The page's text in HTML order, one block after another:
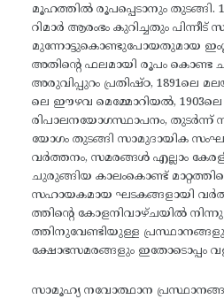
മൂഹത്തിൽ രൂപപ്പെടാനും തുടങ്ങി.
റിമാർ ആരംഭം കുറിച്ചതും പിന്നീട്
മുന്നോട്ടുകൊണ്ടുപോയതുമായ
അതിന്റെ ഫലമായി രൂപം കൊണ്ട
അരുവിപ്പുറം പ്രതിഷ്ഠ, 1891ലെ
ലെ ഈഴവ മെമ്മോറിയൽ,
രിപാലനയോഗസ്ഥാപനം, തുടർന്ന്
യോഗം തുടങ്ങി സാമുദായിക
വർത്തനം, സമരങ്ങൾ എല്ലാം
ചുരുങ്ങിയ കാലംകൊണ്ട്
സഹായകമായ ഘടകങ്ങളായി
ത്തിന്റെ കോളനിവാഴ്ചയിൽ
ത്തിനുവേണ്ടിയുള്ള
ക്ഷോഭസമരങ്ങളും ഇതോടൊപ്പം
സാമൂഹ്യ നവോത്ഥാന